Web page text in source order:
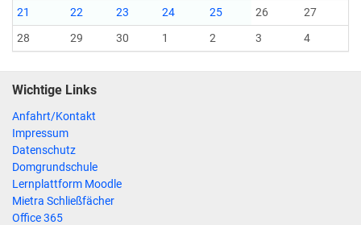
21
22 23 24 25 26
27
28
29 30 1 2 3 4
Wichtige Links
Anfahrt/Kontakt
Impressum
Datenschutz
Domgrundschule
Lernplattform Moodle
Mietra Schließfächer
Office 365